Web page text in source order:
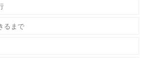
るまで